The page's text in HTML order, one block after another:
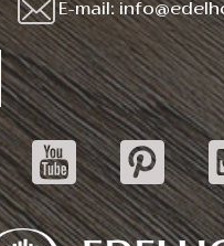
E-mail: